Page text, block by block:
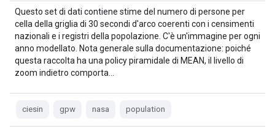
Questo set di dati contiene stime del numero di persone per
cella della griglia di 30 secondi d'arco coerenti con i censimenti
nazionali e i registri della popolazione. C'è un'immagine per ogni
anno modellato. Nota generale sulla documentazione: poiché
questa raccolta ha una policy piramidale di MEAN, il livello di
zoom indietro comporta…
ciesin gpw nasa population